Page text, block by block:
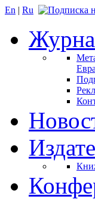
En | Ru